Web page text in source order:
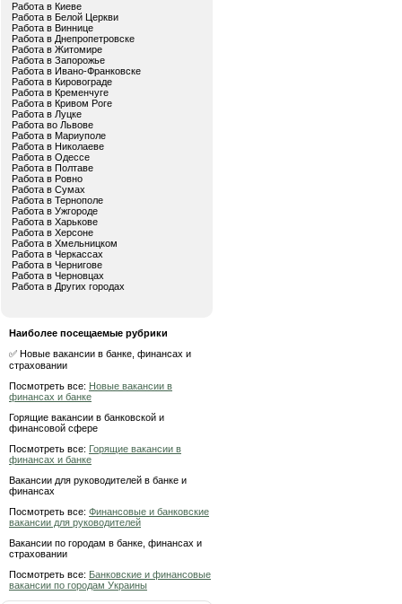
Работа в Киеве
Работа в Белой Церкви
Работа в Виннице
Работа в Днепропетровске
Работа в Житомире
Работа в Запорожье
Работа в Ивано-Франковске
Работа в Кировограде
Работа в Кременчуге
Работа в Кривом Роге
Работа в Луцке
Работа во Львове
Работа в Мариуполе
Работа в Николаеве
Работа в Одессе
Работа в Полтаве
Работа в Ровно
Работа в Сумах
Работа в Тернополе
Работа в Ужгороде
Работа в Харькове
Работа в Херсоне
Работа в Хмельницком
Работа в Черкассах
Работа в Чернигове
Работа в Черновцах
Работа в Других городах
Наиболее посещаемые рубрики
✅ Новые вакансии в банке, финансах и
страховании
Посмотреть все: Новые вакансии в
финансах и банке
Горящие вакансии в банковской и
финансовой сфере
Посмотреть все: Горящие вакансии в
финансах и банке
Вакансии для руководителей в банке и
финансах
Посмотреть все: Финансовые и банковские
вакансии для руководителей
Вакансии по городам в банке, финансах и
страховании
Посмотреть все: Банковские и финансовые
вакансии по городам Украины